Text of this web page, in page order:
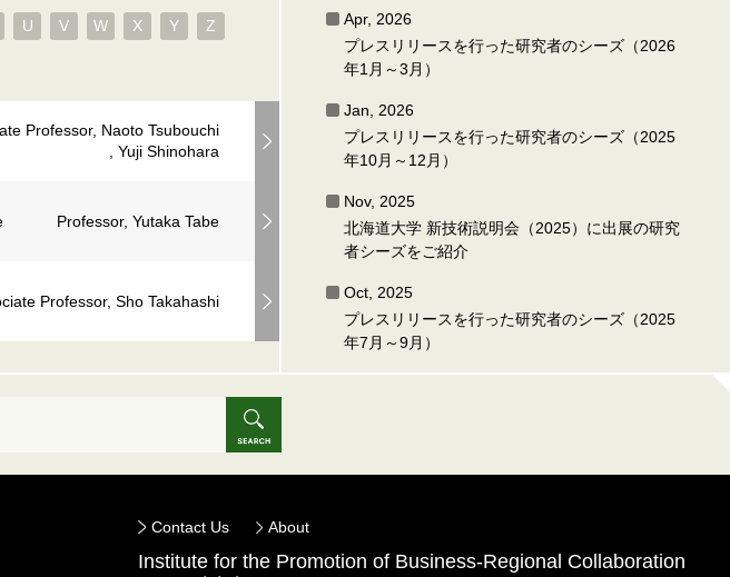
U V W X Y
Z
Professor, Naoto Tsubouchi
, Yuji Shinohara
Professor, Yutaka Tabe
Professor, Sho Takahashi
Apr, 2026
プレスリリースを行った研究者のシーズ（2026
年1月～3月）
Jan, 2026
プレスリリースを行った研究者のシーズ（2025
年10月～12月）
Nov, 2025
北海道大学 新技術説明会（2025）に出展の研究
者シーズをご紹介
Oct, 2025
プレスリリースを行った研究者のシーズ（2025
年7月～9月）
Contact Us About
Institute for the Promotion of Business-Regional Collaboration